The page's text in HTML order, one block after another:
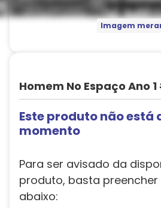
Imagem
Homem No Espaço Ano
Este produto não está
momento
Para ser avisado da
produto, basta
abaixo: